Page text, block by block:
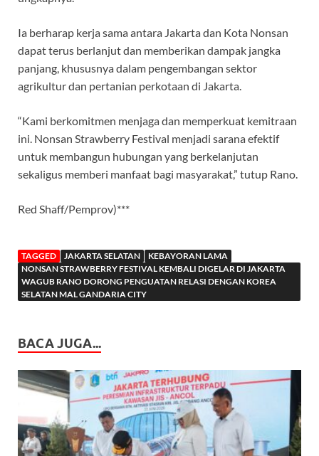
Ia berharap kerja sama antara Jakarta dan Kota Nonsan
dapat terus berlanjut dan memberikan dampak jangka
panjang, khususnya dalam pengembangan sektor
agrikultur dan pertanian perkotaan di Jakarta.
“Kami berkomitmen menjaga dan memperkuat kemitraan
ini. Nonsan Strawberry Festival menjadi sarana efektif
untuk membangun hubungan yang berkelanjutan
sekaligus memberi manfaat bagi masyarakat,” tutup Rano.
Red Shaff/Pemprov)***
TAGGED JAKARTA SELATAN
KEBAYORAN LAMA
NONSAN STRAWBERRY FESTIVAL KEMBALI DIGELAR DI JAKARTA
WAGUB RANO DORONG PENGUATAN RELASI DENGAN KOREA
SELATAN MAL GANDARIA CITY
BACA JUGA...